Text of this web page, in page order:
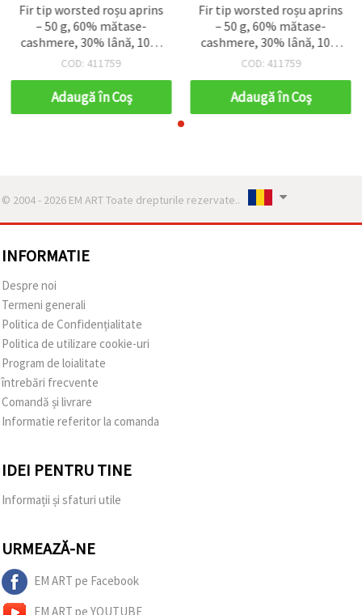
Fir tip worsted roșu aprins
– 50 g, 60% mătase-
cashmere, 30% lână, 10%
cașmir, pentru tricotat,
COD: 411759
Adaugă în Coş
Fir tip worsted roșu aprins
– 50 g, 60% mătase-
cashmere, 30% lână, 10%
cașmir, pentru tricotat,
COD: 411759
Adaugă în Coş
© 2004 - 2026 EM ART Toate drepturile rezervate..
INFORMATIE
Despre noi
Termeni generali
Politica de Confidențialitate
Politica de utilizare cookie-uri
Program de loialitate
întrebări frecvente
Comandă și livrare
Informatie referitor la comanda
IDEI PENTRU TINE
Informații și sfaturi utile
URMEAZĂ-NE
EM ART pe Facebook
EM ART pe YOUTUBE